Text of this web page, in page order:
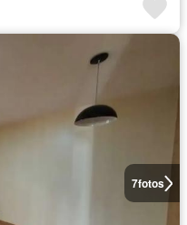
7fotos